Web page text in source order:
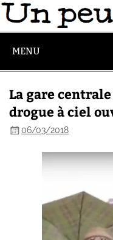
MENU
La gare
drogue à ciel
06/03/2018